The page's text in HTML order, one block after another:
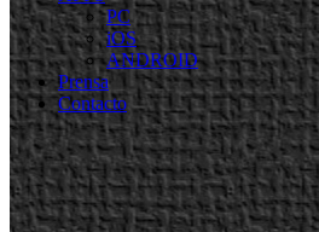
PC
iOS
ANDROID
Prensa
Contacto